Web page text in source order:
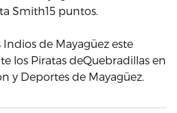
Smith15 puntos.
de Mayagüez este
los Piratas deQuebradillas en
y Deportes de Mayagüez.